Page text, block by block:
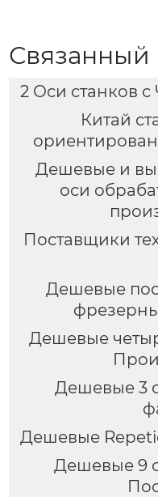
Связанный
2 Оси станков
Китай
Дешевые и
оси
Поставщики
Дешевые
Дешевые
Дешевые 3
Дешевые
Дешевые 9